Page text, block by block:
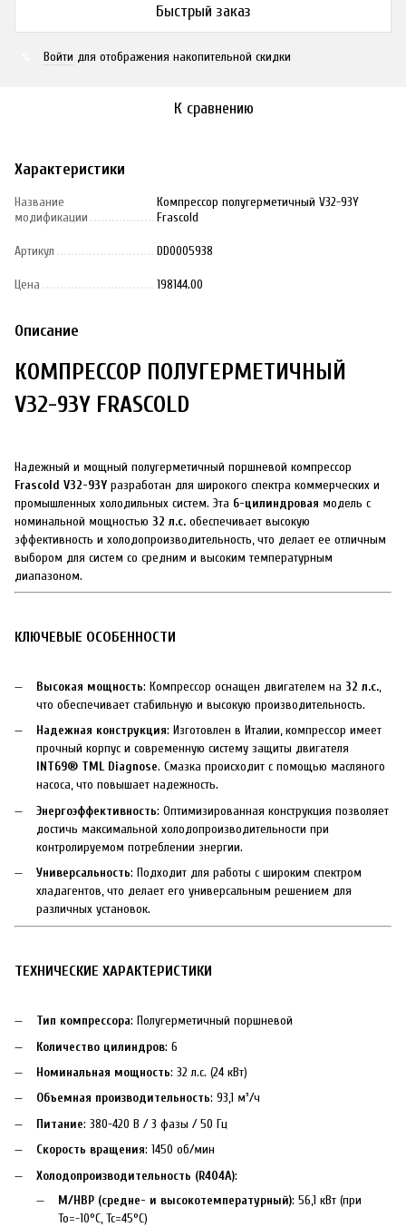
Быстрый заказ
Войти для отображения накопительной скидки
К сравнению
Характеристики
Название
модификации
Компрессор полугерметичный V32-93Y
Frascold
Артикул DD0005938
Цена 198144.00
Описание
КОМПРЕССОР ПОЛУГЕРМЕТИЧНЫЙ
V32-93Y FRASCOLD
Надежный и мощный полугерметичный поршневой компрессор
Frascold V32-93Y разработан для широкого спектра коммерческих и
промышленных холодильных систем. Эта 6-цилиндровая модель с
номинальной мощностью 32 л.с. обеспечивает высокую
эффективность и холодопроизводительность, что делает ее отличным
выбором для систем со средним и высоким температурным
диапазоном.
КЛЮЧЕВЫЕ ОСОБЕННОСТИ
Высокая мощность: Компрессор оснащен двигателем на 32 л.с.,
что обеспечивает стабильную и высокую производительность.
Надежная конструкция: Изготовлен в Италии, компрессор имеет
прочный корпус и современную систему защиты двигателя
INT69® TML Diagnose. Смазка происходит с помощью масляного
насоса, что повышает надежность.
Энергоэффективность: Оптимизированная конструкция позволяет
достичь максимальной холодопроизводительности при
контролируемом потреблении энергии.
Универсальность: Подходит для работы с широким спектром
хладагентов, что делает его универсальным решением для
различных установок.
ТЕХНИЧЕСКИЕ ХАРАКТЕРИСТИКИ
Тип компрессора: Полугерметичный поршневой
Количество цилиндров: 6
Номинальная мощность: 32 л.с. (24 кВт)
Объемная производительность: 93,1 м³/ч
Питание: 380-420 В / 3 фазы / 50 Гц
Скорость вращения: 1450 об/мин
Холодопроизводительность (R404A):
M/HBP (средне- и высокотемпературный): 56,1 кВт (при
To=-10°C, Tc=45°C)